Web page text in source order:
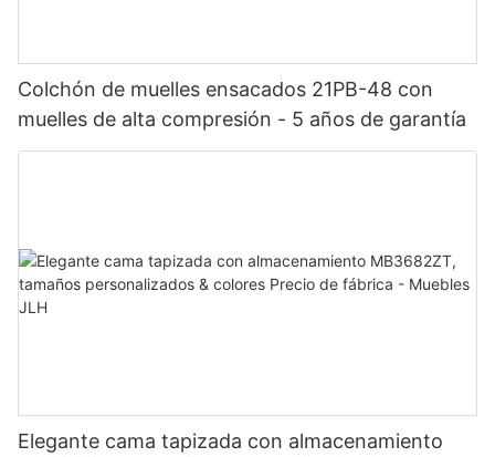
Colchón de muelles ensacados 21PB-48 con
muelles de alta compresión - 5 años de garantía
Elegante cama tapizada con almacenamiento